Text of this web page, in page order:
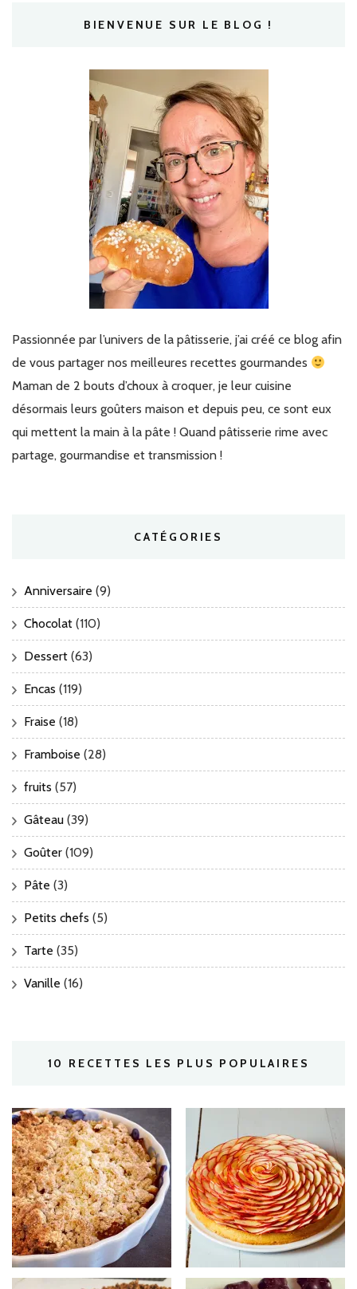
BIENVENUE SUR LE BLOG !
Passionnée par l’univers de la pâtisserie, j’ai créé ce blog afin
de vous partager nos meilleures recettes gourmandes
Maman de 2 bouts d’choux à croquer, je leur cuisine
désormais leurs goûters maison et depuis peu, ce sont eux
qui mettent la main à la pâte ! Quand pâtisserie rime avec
partage, gourmandise et transmission !
CATÉGORIES
Anniversaire (9)
Chocolat (110)
Dessert (63)
Encas (119)
Fraise (18)
Framboise (28)
fruits (57)
Gâteau (39)
Goûter (109)
Pâte (3)
Petits chefs (5)
Tarte (35)
Vanille (16)
10 RECETTES LES PLUS POPULAIRES